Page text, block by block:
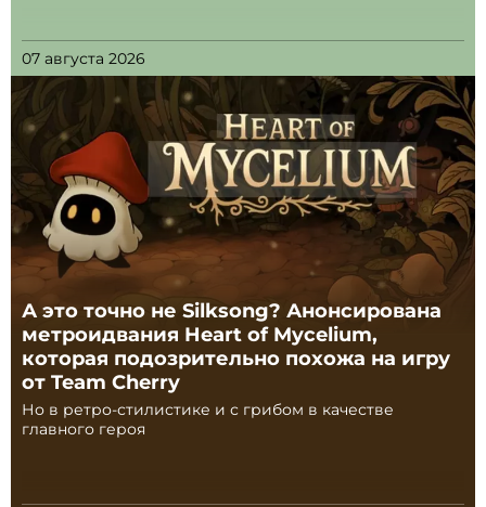
07 августа 2026
А это точно не Silksong? Анонсирована
метроидвания Heart of Mycelium,
которая подозрительно похожа на игру
от Team Cherry
Но в ретро-стилистике и с грибом в качестве
главного героя